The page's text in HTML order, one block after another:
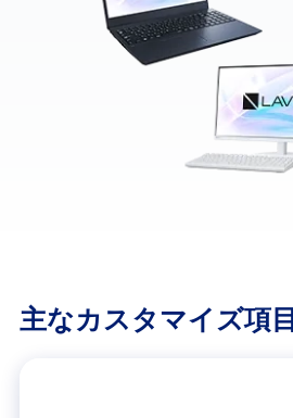
主なカスタマイズ項目